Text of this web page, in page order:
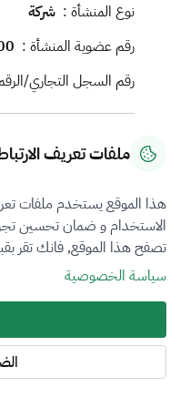
نوع المنشأة : شركة
رقم عضوية المنشأة :
رقم السجل التجاري/
معلومات الاتصال
البريد الإلكتروني :
الموقع الإلكتروني :
العنوان :
منطقة الباحة, الباحة, 65735
ملفات تعريف
هذا الموقع يستخدم ملفات
الاستخدام و ضمان تحسين
تصفح هذا الموقع, فانك تقر
سياسة الخصوصية